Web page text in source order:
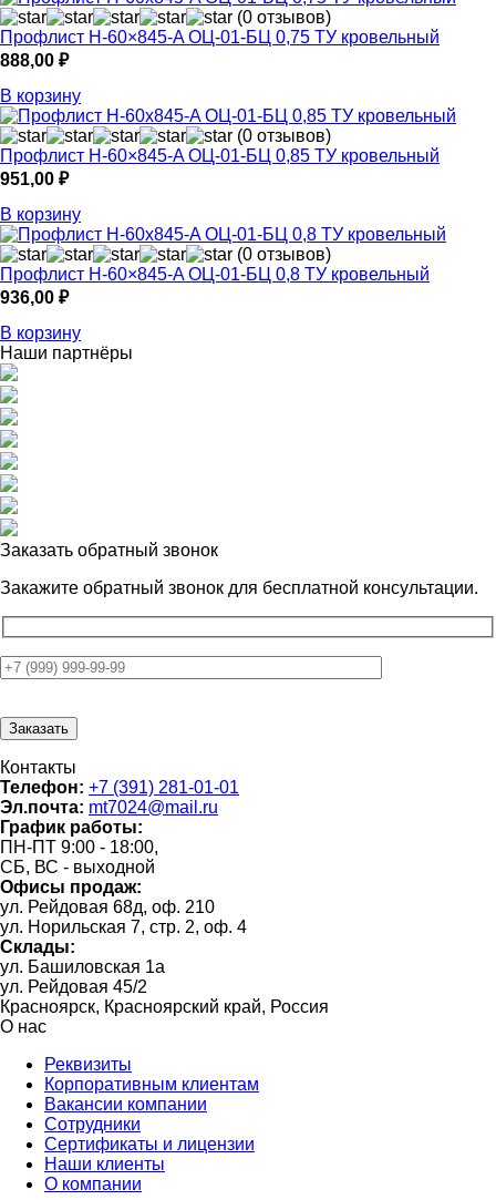
(0 отзывов)
Профлист Н-60×845-A ОЦ-01-БЦ 0,75 ТУ кровельный
888,00 ₽
В корзину
(0 отзывов)
Профлист Н-60×845-A ОЦ-01-БЦ 0,85 ТУ кровельный
951,00 ₽
В корзину
(0 отзывов)
Профлист Н-60×845-A ОЦ-01-БЦ 0,8 ТУ кровельный
936,00 ₽
В корзину
Наши партнёры
Заказать обратный звонок
Закажите обратный звонок для бесплатной консультации.
Контакты
Телефон: +7 (391) 281-01-01
Эл.почта: mt7024@mail.ru
График работы:
ПН-ПТ 9:00 - 18:00,
СБ, ВС - выходной
Офисы продаж:
ул. Рейдовая 68д, оф. 210
ул. Норильская 7, стр. 2, оф. 4
Склады:
ул. Башиловская 1а
ул. Рейдовая 45/2
Красноярск, Красноярский край, Россия
О нас
Реквизиты
Корпоративным клиентам
Вакансии компании
Сотрудники
Сертификаты и лицензии
Наши клиенты
О компании